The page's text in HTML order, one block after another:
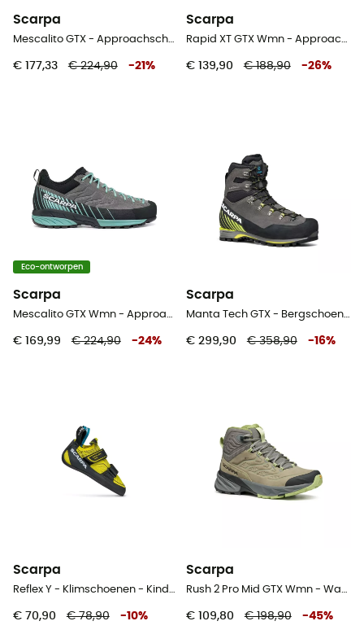
Scarpa
Mescalito GTX - Approachschoenen - Heren
€ 177,33 € 224,90 -21 %
Scarpa
Rapid XT GTX Wmn - Approachschoenen - Dames
€ 139,90 € 188,90 -26%
Eco-ontworpen
Scarpa
Mescalito GTX Wmn - Approachschoenen - Dames
€ 169,99 € 224,90 -24%
Scarpa
Manta Tech GTX - Bergschoenen - Dames
€ 299,90 € 358,90 -16%
Scarpa
Reflex Y - Klimschoenen - Kinderen
€ 70,90 € 78,90 -10%
Scarpa
Rush 2 Pro Mid GTX Wmn - Wandelschoenen - Dames
€ 109,80 € 198,90 -45%